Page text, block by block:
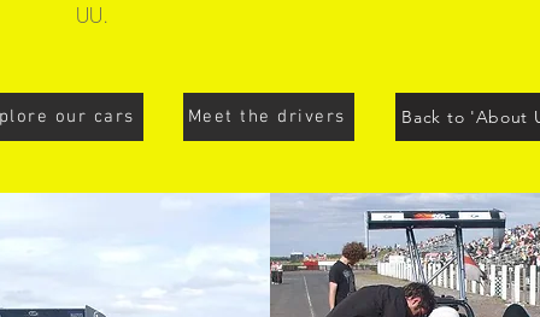
UU.
our cars Meet the drivers Back to 'About